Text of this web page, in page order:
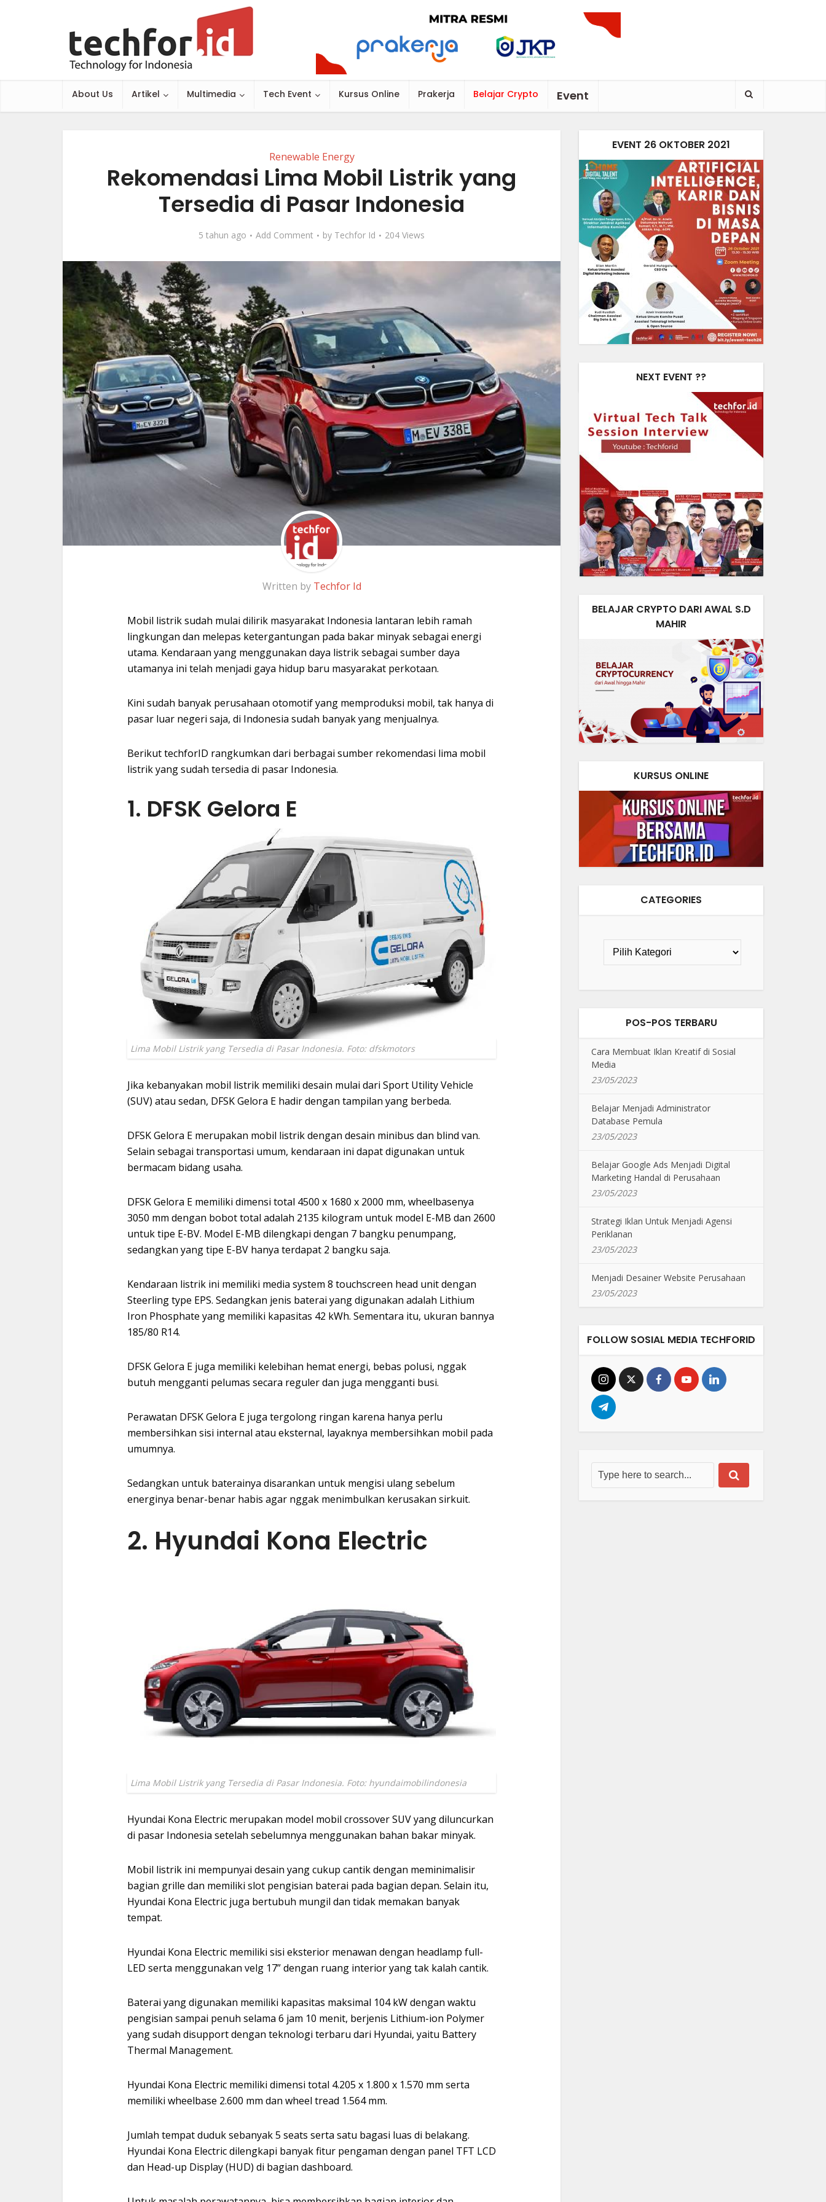
About Us Artikel Multimedia Tech Event Kursus Online Prakerja Belajar Crypto Event
Renewable Energy
Rekomendasi Lima Mobil Listrik yang
Tersedia di Pasar Indonesia
5 tahun ago Add Comment by Techfor Id 204 Views
Written by Techfor Id
Mobil listrik sudah mulai dilirik masyarakat Indonesia lantaran lebih ramah
lingkungan dan melepas ketergantungan pada bakar minyak sebagai energi
utama. Kendaraan yang menggunakan daya listrik sebagai sumber daya
utamanya ini telah menjadi gaya hidup baru masyarakat perkotaan.
Kini sudah banyak perusahaan otomotif yang memproduksi mobil, tak hanya di
pasar luar negeri saja, di Indonesia sudah banyak yang menjualnya.
Berikut techforID rangkumkan dari berbagai sumber rekomendasi lima mobil
listrik yang sudah tersedia di pasar Indonesia.
1. DFSK Gelora E
Lima Mobil Listrik yang Tersedia di Pasar Indonesia. Foto: dfskmotors
Jika kebanyakan mobil listrik memiliki desain mulai dari Sport Utility Vehicle
(SUV) atau sedan, DFSK Gelora E hadir dengan tampilan yang berbeda.
DFSK Gelora E merupakan mobil listrik dengan desain minibus dan blind van.
Selain sebagai transportasi umum, kendaraan ini dapat digunakan untuk
bermacam bidang usaha.
DFSK Gelora E memiliki dimensi total 4500 x 1680 x 2000 mm, wheelbasenya
3050 mm dengan bobot total adalah 2135 kilogram untuk model E-MB dan 2600
untuk tipe E-BV. Model E-MB dilengkapi dengan 7 bangku penumpang,
sedangkan yang tipe E-BV hanya terdapat 2 bangku saja.
Kendaraan listrik ini memiliki media system 8 touchscreen head unit dengan
Steerling type EPS. Sedangkan jenis baterai yang digunakan adalah Lithium
Iron Phosphate yang memiliki kapasitas 42 kWh. Sementara itu, ukuran bannya
185/80 R14.
DFSK Gelora E juga memiliki kelebihan hemat energi, bebas polusi, nggak
butuh mengganti pelumas secara reguler dan juga mengganti busi.
Perawatan DFSK Gelora E juga tergolong ringan karena hanya perlu
membersihkan sisi internal atau eksternal, layaknya membersihkan mobil pada
umumnya.
Sedangkan untuk baterainya disarankan untuk mengisi ulang sebelum
energinya benar-benar habis agar nggak menimbulkan kerusakan sirkuit.
2. Hyundai Kona Electric
Lima Mobil Listrik yang Tersedia di Pasar Indonesia. Foto: hyundaimobilindonesia
Hyundai Kona Electric merupakan model mobil crossover SUV yang diluncurkan
di pasar Indonesia setelah sebelumnya menggunakan bahan bakar minyak.
Mobil listrik ini mempunyai desain yang cukup cantik dengan meminimalisir
bagian grille dan memiliki slot pengisian baterai pada bagian depan. Selain itu,
Hyundai Kona Electric juga bertubuh mungil dan tidak memakan banyak
tempat.
Hyundai Kona Electric memiliki sisi eksterior menawan dengan headlamp full-
LED serta menggunakan velg 17” dengan ruang interior yang tak kalah cantik.
Baterai yang digunakan memiliki kapasitas maksimal 104 kW dengan waktu
pengisian sampai penuh selama 6 jam 10 menit, berjenis Lithium-ion Polymer
yang sudah disupport dengan teknologi terbaru dari Hyundai, yaitu Battery
Thermal Management.
Hyundai Kona Electric memiliki dimensi total 4.205 x 1.800 x 1.570 mm serta
memiliki wheelbase 2.600 mm dan wheel tread 1.564 mm.
Jumlah tempat duduk sebanyak 5 seats serta satu bagasi luas di belakang.
Hyundai Kona Electric dilengkapi banyak fitur pengaman dengan panel TFT LCD
dan Head-up Display (HUD) di bagian dashboard.
EVENT 26 OKTOBER 2021
NEXT EVENT ??
BELAJAR CRYPTO DARI AWAL S.D
MAHIR
KURSUS ONLINE
CATEGORIES
POS-POS TERBARU
Cara Membuat Iklan Kreatif di Sosial
Media
23/05/2023
Belajar Menjadi Administrator
Database Pemula
23/05/2023
Belajar Google Ads Menjadi Digital
Marketing Handal di Perusahaan
23/05/2023
Strategi Iklan Untuk Menjadi Agensi
Periklanan
23/05/2023
Menjadi Desainer Website Perusahaan
23/05/2023
FOLLOW SOSIAL MEDIA TECHFORID